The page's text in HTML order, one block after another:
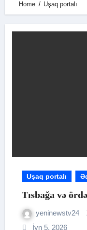
Home Uşaq portalı
Uşaq portalı
Tısbağa və
yeninewstv24
İyn 5, 2026